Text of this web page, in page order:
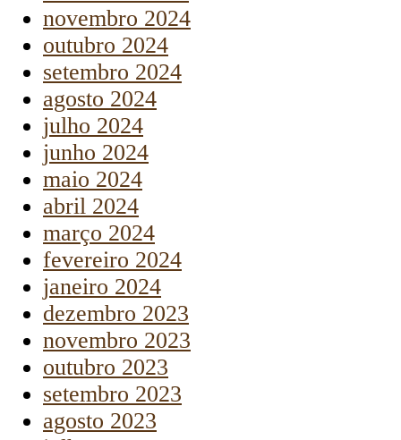
novembro 2024
outubro 2024
setembro 2024
agosto 2024
julho 2024
junho 2024
maio 2024
abril 2024
março 2024
fevereiro 2024
janeiro 2024
dezembro 2023
novembro 2023
outubro 2023
setembro 2023
agosto 2023